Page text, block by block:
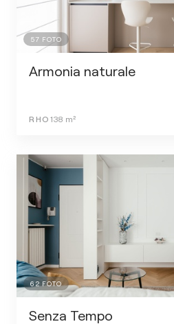
57 FOTO
Armonia naturale
RHO 138 m²
62 FOTO
Senza Tempo